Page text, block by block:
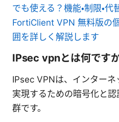
でも使える？機能・制限・
FortiClient VPN 無料版の
囲を詳しく解説します
IPsec vpnとは何です
IPsec VPNは、インター
実現するための暗号化と
群です。